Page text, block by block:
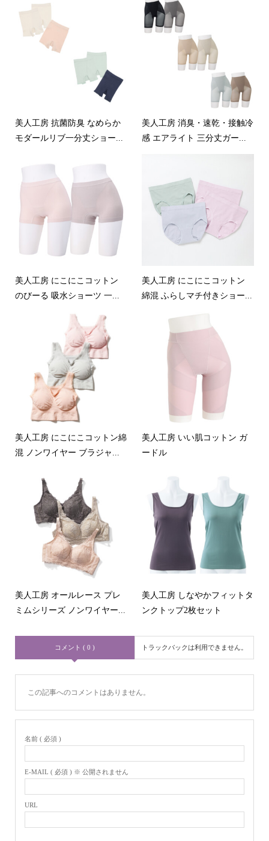
美人工房 抗菌防臭 なめらか
モダールリブ一分丈ショー...
美人工房 消臭・速乾・接触冷
感 エアライト 三分丈ガー...
美人工房 にこにこコットン
のびーる 吸水ショーツ 一...
美人工房 にこにこコットン
綿混 ふらしマチ付きショー...
美人工房 にこにこコットン綿
混 ノンワイヤー ブラジャ...
美人工房 いい肌コットン ガ
ードル
美人工房 オールレース プレ
ミムシリーズ ノンワイヤー...
美人工房 しなやかフィットタ
ンクトップ2枚セット
コメント ( 0 ) トラックバックは利用できません。
この記事へのコメントはありません。
名前 ( 必須 )
E-MAIL ( 必須 ) ※ 公開されません
URL